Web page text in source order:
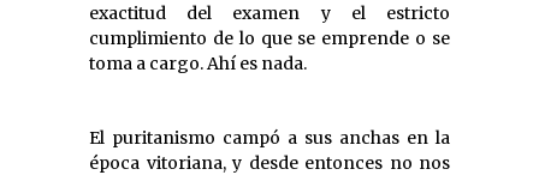
exactitud del examen y el estricto
cumplimiento de lo que se emprende o se
toma a cargo. Ahí es nada.
El puritanismo campó a sus anchas en la
época vitoriana, y desde entonces no nos